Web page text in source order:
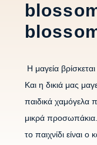
Η μαγεία
Και η δικιά μας
παιδικά χαμόγελα
μικρά
το παιχνίδι είναι